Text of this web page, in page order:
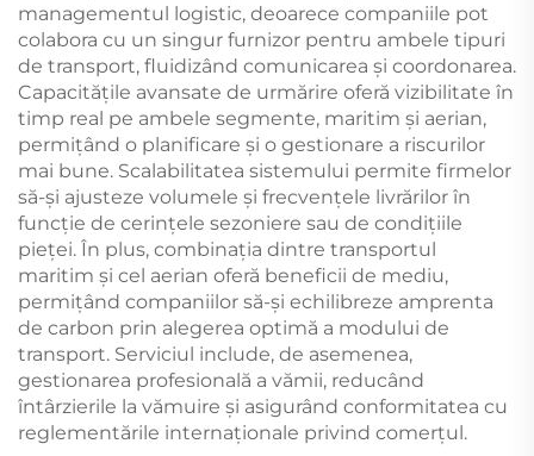
managementul logistic, deoarece companiile pot
colabora cu un singur furnizor pentru ambele tipuri
de transport, fluidizând comunicarea și coordonarea.
Capacitățile avansate de urmărire oferă vizibilitate în
timp real pe ambele segmente, maritim și aerian,
permițând o planificare și o gestionare a riscurilor
mai bune. Scalabilitatea sistemului permite firmelor
să-și ajusteze volumele și frecvențele livrărilor în
funcție de cerințele sezoniere sau de condițiile
pieței. În plus, combinația dintre transportul
maritim și cel aerian oferă beneficii de mediu,
permițând companiilor să-și echilibreze amprenta
de carbon prin alegerea optimă a modului de
transport. Serviciul include, de asemenea,
gestionarea profesională a vămii, reducând
întârzierile la vămuire și asigurând conformitatea cu
reglementările internaționale privind comerțul.